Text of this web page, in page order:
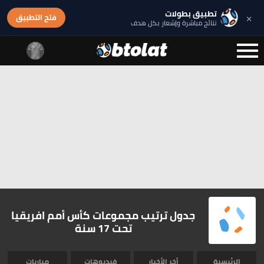
× تطبيق بطولات
نتائج مباشرة وإشعار بكل هدف فتح التطبيق
جدول ترتيب مجموعات كأس أمم افريقيا
تحت 17 سنة